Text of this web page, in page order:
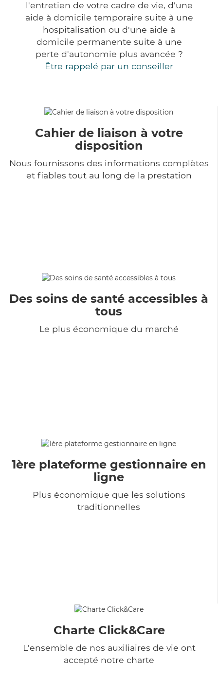
l'entretien de votre cadre de vie, d'une
aide à domicile temporaire suite à une
hospitalisation ou d'une aide à
domicile permanente suite à une
perte d'autonomie plus avancée ?
Être rappelé par un conseiller
Cahier de liaison à votre
disposition
Nous fournissons des informations complètes
et fiables tout au long de la prestation
Des soins de santé accessibles à
tous
Le plus économique du marché
1ère plateforme gestionnaire en
ligne
Plus économique que les solutions
traditionnelles
Charte Click&Care
L'ensemble de nos auxiliaires de vie ont
accepté notre charte